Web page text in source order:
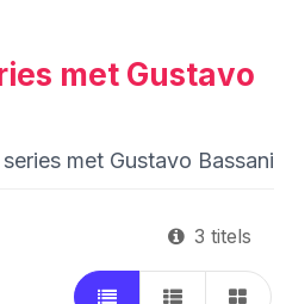
met Gustavo
met Gustavo Bassani
3 titels